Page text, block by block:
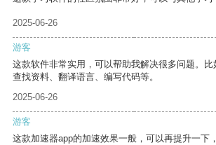
2025-06-26
游客
这款软件非常实用，可以帮助我解决很多问题。
查找资料、翻译语言、编写代码等。
2025-06-26
游客
这款加速器app的加速效果一般，可以再提升一下